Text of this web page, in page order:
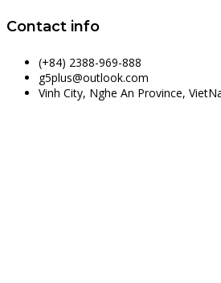
Contact info
(+84) 2388-969-888
g5plus@outlook.com
Vinh City, Nghe An Province,